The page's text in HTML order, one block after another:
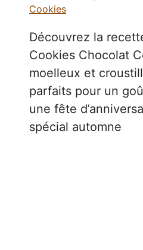
Cookies
Découvrez la
Cookies Chocolat
moelleux et
parfaits pour un
une fête
spécial automne